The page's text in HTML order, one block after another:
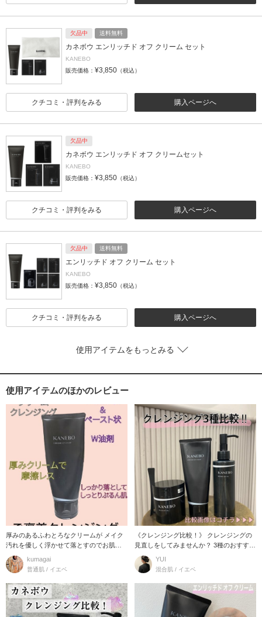
欠品中 送料無料
カネボウ エンリッチド オフ クリーム セット
KANEBO
販売価格： ¥3,850 （税込）
購入ページへ
クチコミ・評判をみる
欠品中
カネボウ エンリッチド オフ クリームセット
KANEBO
販売価格： ¥3,850 （税込）
購入ページへ
クチコミ・評判をみる
欠品中 送料無料
エンリッチド オフ クリーム セット
KANEBO
販売価格： ¥3,850 （税込）
購入ページへ
クチコミ・評判をみる
使用アイテムをもっとみる
使用アイテムのほかのレビュー
厚みのあるふわとろなクリームが メイク
汚れを優しく浮かせて落とすのでお肌へ
の負担も感じませ
kumagai
普通肌 / イエベ
《クレンジング比較！》 クレンジングの
見直しをしてみませんか？ 3種のおすすめ
ポイント！
YUI
混合肌 / イエベ